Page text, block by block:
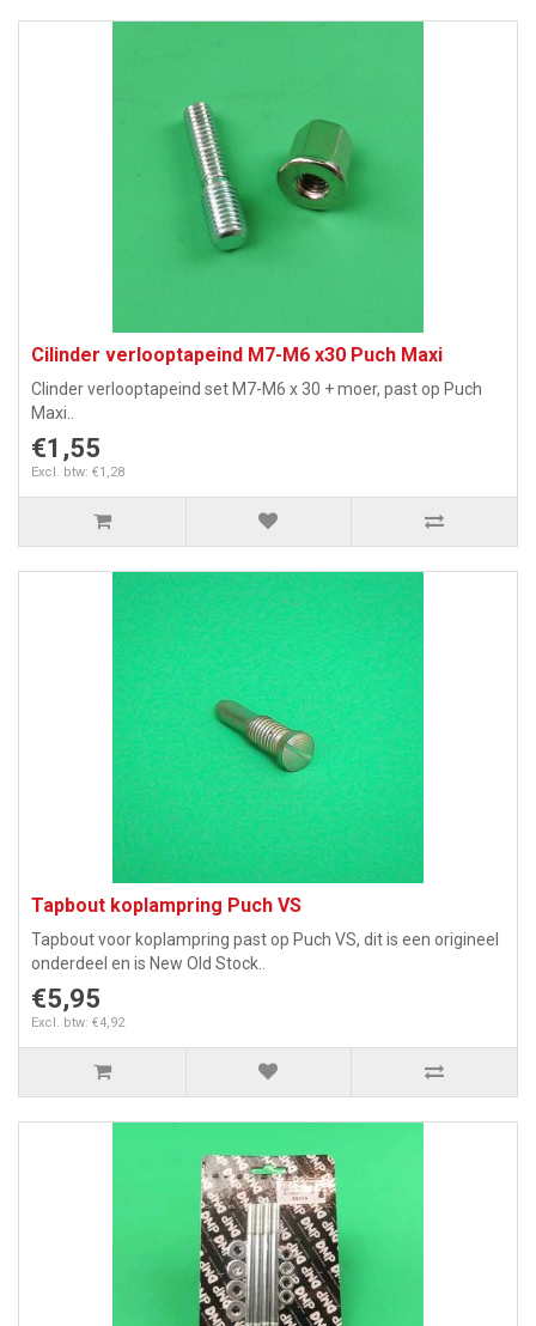
Cilinder verlooptapeind M7-M6 x30 Puch Maxi
Clinder verlooptapeind set M7-M6 x 30 + moer, past op Puch
Maxi..
€1,55
Excl. btw: €1,28
Tapbout koplampring Puch VS
Tapbout voor koplampring past op Puch VS, dit is een origineel
onderdeel en is New Old Stock..
€5,95
Excl. btw: €4,92